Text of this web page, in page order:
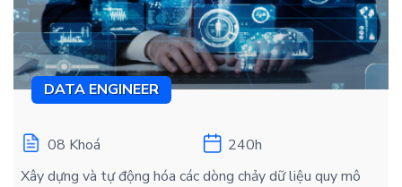
DATA ENGINEER
08 Khoá
240h
Xây dựng và tự động hóa các dòng chảy dữ liệu quy mô